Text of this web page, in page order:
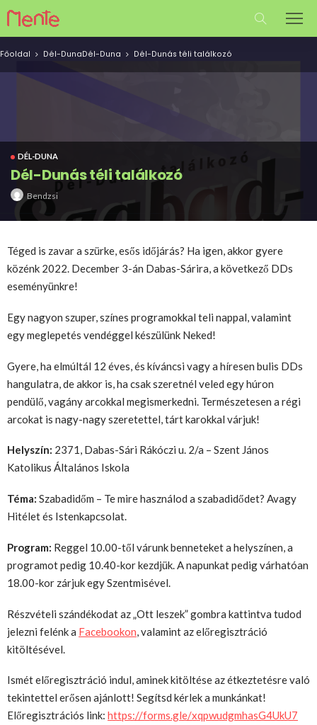
Főoldal Dél-DunaDél-Duna Dél-Dunás téli találkozó
DÉL-DUNA
Dél-Dunás téli találkozó
Bendzsi
Téged is zavar a szürke, esős időjárás? Ha igen, akkor gyere
közénk 2022. December 3-án Dabas-Sárira, a következő DDs
eseményünkre!
Egy nagyon szuper, színes programokkal teli nappal, valamint
egy meglepetés vendéggel készülünk Neked!
Gyere, ha elmúltál 12 éves, és kíváncsi vagy a híresen bulis DDs
hangulatra, de akkor is, ha csak szeretnél veled egy húron
pendülő, vagány arcokkal megismerkedni. Természetesen a régi
arcokat is nagy-nagy szeretettel, tárt karokkal várjuk!
Helyszín: 2371, Dabas-Sári Rákóczi u. 2/a – Szent János
Katolikus Általános Iskola
Téma: Szabadidőm – Te mire használod a szabadidődet? Avagy
Hitélet és Istenkapcsolat.
Program: Reggel 10.00-től várunk benneteket a helyszínen, a
programot pedig 10.40-kor kezdjük. A napunkat pedig várhatóan
18.00-kor zárjuk egy Szentmisével.
Részvételi szándékodat az „Ott leszek” gombra kattintva tudod
jelezni felénk a Facebookon , valamint az előregisztráció
kitöltésével.
Ismét előregisztráció indul, aminek kitöltése az étkeztetésre való
tekintettel erősen ajánlott! Segítsd kérlek a munkánkat!
Előregisztrációs link: https://forms.gle/xqpwudgmhasG4UkU7